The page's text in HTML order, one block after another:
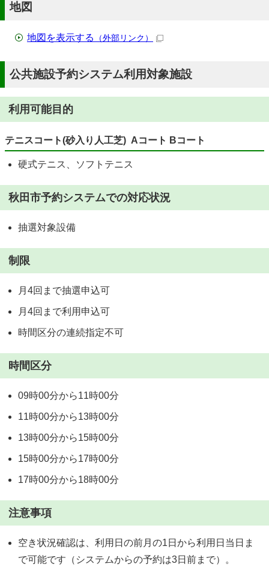
地図
地図を表示する （外部リンク）
公共施設予約システム利用対象施設
利用可能目的
テニスコート(砂入り人工芝) Aコート Bコート
硬式テニス、ソフトテニス
秋田市予約システムでの対応状況
抽選対象設備
制限
月4回まで抽選申込可
月4回まで利用申込可
時間区分の連続指定不可
時間区分
09時00分から11時00分
11時00分から13時00分
13時00分から15時00分
15時00分から17時00分
17時00分から18時00分
注意事項
空き状況確認は、利用日の前月の1日から利用日当日ま
で可能です（システムからの予約は3日前まで）。